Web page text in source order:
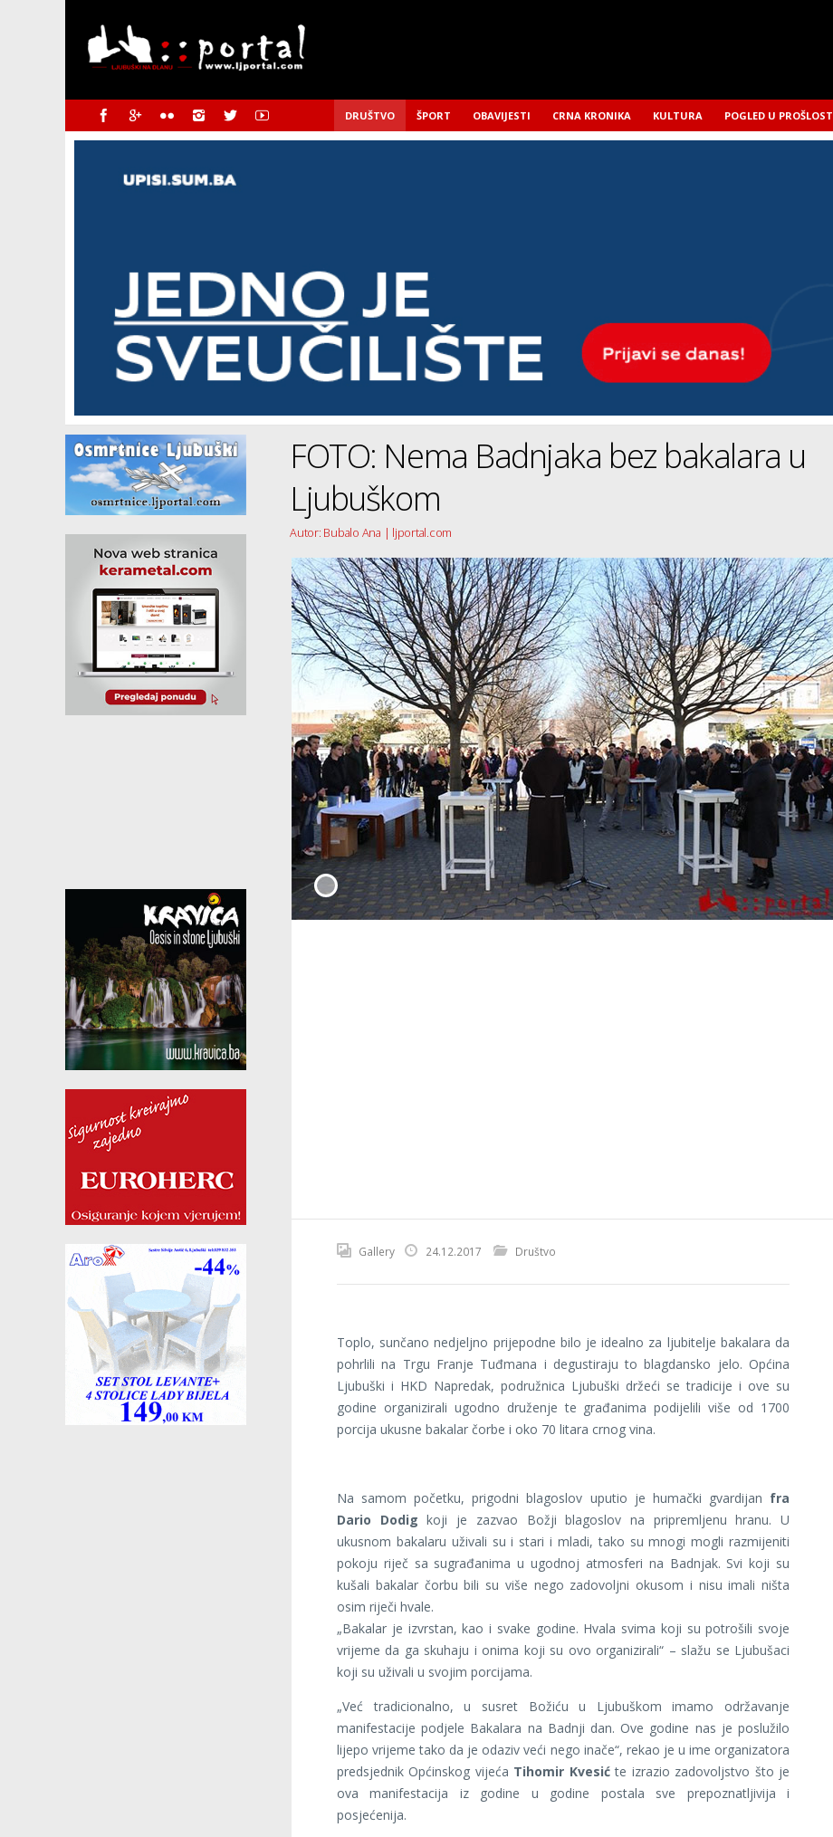
DRUŠTVO ŠPORT OBAVIJESTI CRNA KRONIKA KULTURA POGLED U PROŠLOST
FOTO: Nema Badnjaka bez bakalara u
Ljubuškom
Autor: Bubalo Ana | ljportal.com
Gallery 24.12.2017 Društvo
Toplo, sunčano nedjeljno prijepodne bilo je idealno za ljubitelje bakalara da
pohrlili na Trgu Franje Tuđmana i degustiraju to blagdansko jelo. Općina
Ljubuški i HKD Napredak, podružnica Ljubuški držeći se tradicije i ove su
godine organizirali ugodno druženje te građanima podijelili više od 1700
porcija ukusne bakalar čorbe i oko 70 litara crnog vina.
Na samom početku, prigodni blagoslov uputio je humački gvardijan fra
Dario Dodig koji je zazvao Božji blagoslov na pripremljenu hranu. U
ukusnom bakalaru uživali su i stari i mladi, tako su mnogi mogli razmijeniti
pokoju riječ sa sugrađanima u ugodnoj atmosferi na Badnjak. Svi koji su
kušali bakalar čorbu bili su više nego zadovoljni okusom i nisu imali ništa
osim riječi hvale.
„Bakalar je izvrstan, kao i svake godine. Hvala svima koji su potrošili svoje
vrijeme da ga skuhaju i onima koji su ovo organizirali“ – slažu se Ljubušaci
koji su uživali u svojim porcijama.
„Već tradicionalno, u susret Božiću u Ljubuškom imamo održavanje
manifestacije podjele Bakalara na Badnji dan. Ove godine nas je poslužilo
lijepo vrijeme tako da je odaziv veći nego inače“, rekao je u ime organizatora
predsjednik Općinskog vijeća Tihomir Kvesićte izrazio zadovoljstvo što je
ova manifestacija iz godine u godine postala sve prepoznatljivija i
posjećenija.